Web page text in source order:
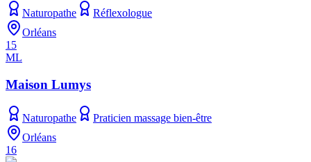
Naturopathe
Réflexologue
Orléans
15
ML
Maison Lumys
Naturopathe
Praticien massage bien-être
Orléans
16